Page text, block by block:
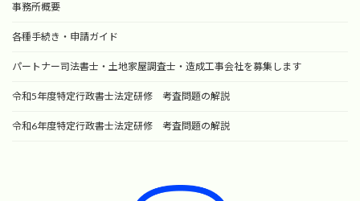
事務所概要
各種手続き・申請ガイド
パートナー司法書士・土地家屋調査士・造成工事会社を募集します
令和5年度特定行政書士法定研修 考査問題の解説
令和6年度特定行政書士法定研修 考査問題の解説